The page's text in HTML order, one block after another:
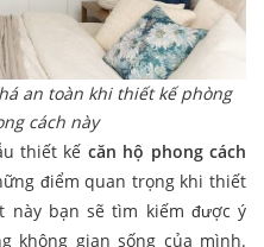
an toàn khi thiết kế phòng
cách này
thiết kế căn hộ phong cách
điểm quan trọng khi thiết
này bạn sẽ tìm kiếm được ý
không gian sống của mình.